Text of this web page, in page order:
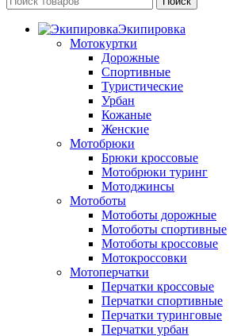
Экипировка
Мотокуртки
Дорожные
Спортивные
Туристические
Урбан
Кожаные
Женские
Мотобрюки
Брюки кроссовые
Мотобрюки туринг
Мотоджинсы
Мотоботы
Мотоботы дорожные
Мотоботы спортивные
Мотоботы кроссовые
Мотокроссовки
Мотоперчатки
Перчатки кроссовые
Перчатки спортивные
Перчатки туринговые
Перчатки урбан